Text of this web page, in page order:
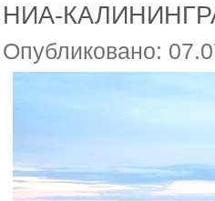
НИА-
Опубликовано: